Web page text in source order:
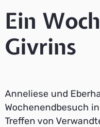
Ein
Givrins
Anneliese und
Wochenendbesuch
Treffen von